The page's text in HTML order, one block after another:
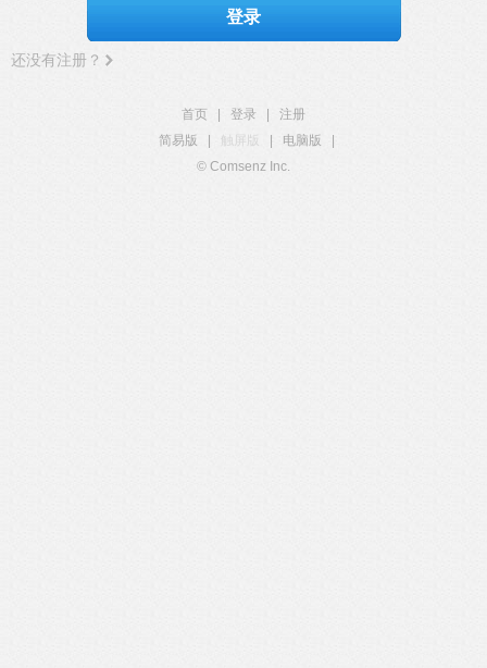
登录
还没有注册？
首页 登录
注册
简易版
触屏版 电脑版
© Comsenz Inc.